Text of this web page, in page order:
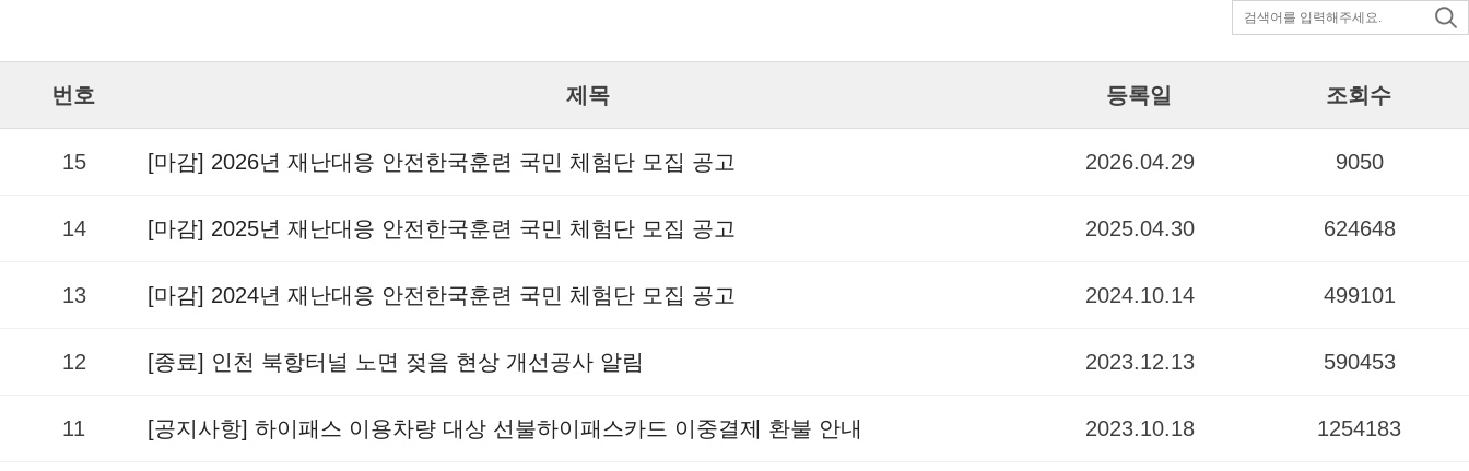
번호 제목 등록일 조회수
15 [마감] 2026년 재난대응 안전한국훈련 국민 체험단 모집 공고 2026.04.29 9050
14 [마감] 2025년 재난대응 안전한국훈련 국민 체험단 모집 공고 2025.04.30 624648
13 [마감] 2024년 재난대응 안전한국훈련 국민 체험단 모집 공고 2024.10.14 499101
12 [종료] 인천 북항터널 노면 젖음 현상 개선공사 알림 2023.12.13 590453
11 [공지사항] 하이패스 이용차량 대상 선불하이패스카드 이중결제 환불 안내 2023.10.18 1254183